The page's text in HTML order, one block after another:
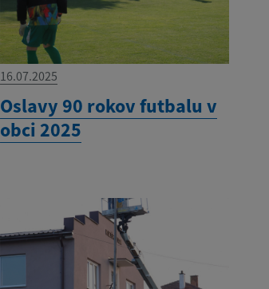
16.07.2025
Oslavy 90 rokov futbalu v
obci 2025